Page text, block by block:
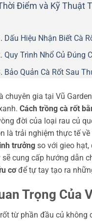
Điểm và Kỹ Thuật
Dấu Hiệu Nhận Biết Cà
Quy Trình Nhổ Củ Đúng
Bảo Quản Cà Rốt Sau
chuyên gia tại Vũ
Cách trồng cà rốt
đời của loại rau củ
là trải nghiệm thực tế về
trưởng so với gieo
sẽ cung cấp hướng dẫn
cơđể tự tay tạo ra
Trọng Của
từ phần đầu củ không